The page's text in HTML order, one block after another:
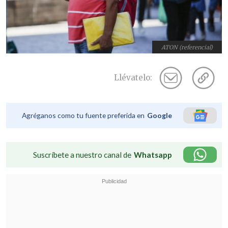
ATON (referencial)
Llévatelo:
Agréganos como tu fuente preferida en Google
Suscríbete a nuestro canal de Whatsapp